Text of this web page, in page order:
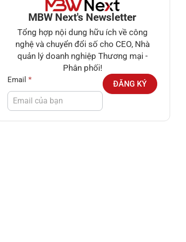
MBW Next's Newsletter
Tổng hợp nội dung hữu ích về công
nghệ và chuyển đổi số cho CEO, Nhà
quản lý doanh nghiệp Thương mại -
Phân phối!
Newsletter
Email * ĐĂNG KÝ